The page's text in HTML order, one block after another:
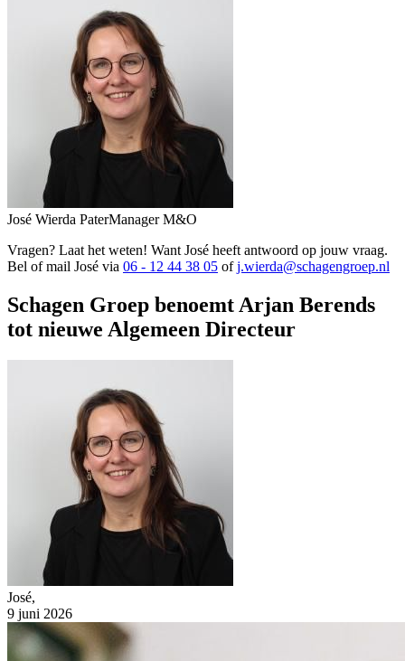
José Wierda PaterManager M&O
Vragen? Laat het weten! Want José heeft antwoord op jouw vraag.
Bel of mail José via 06 - 12 44 38 05 ofj.wierda@schagengroep.nl
Schagen Groep benoemt Arjan Berends
tot nieuwe Algemeen Directeur
José,
9 juni 2026